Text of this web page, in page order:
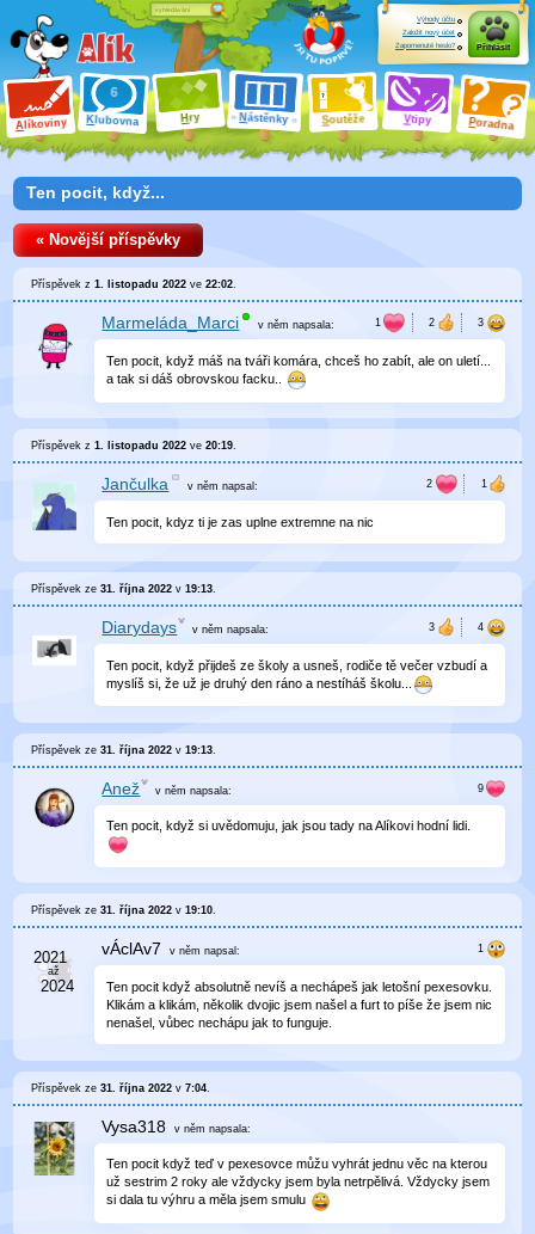
Alíkoviny Klubovna Hry Nástěnky Soutěže Vtipy Poradna
Výhody účtu
Založit nový účet
Zapomenuté heslo?
Přihlásit
Ten pocit, když...
« Novější příspěvky
Příspěvek z1. listopadu 2022 ve22:02.
Marmeláda_Marci v němnapsala:
Ten pocit, když máš na tváři komára, chceš ho zabít, ale on uletí...
a tak si dáš obrovskou facku..
Příspěvek z1. listopadu 2022 ve20:19.
Jančulka v němnapsal:
Ten pocit, kdyz ti je zas uplne extremne na nic
Příspěvek ze31. října 2022 v19:13.
Diarydays v něm napsala:
Ten pocit, když přijdeš ze školy a usneš, rodiče tě večer vzbudí a
myslíš si, že už je druhý den ráno a nestíháš školu...
Příspěvek ze31. října 2022 v19:13
Anež v něm napsala:
Ten pocit, když si uvědomuju, jak jsou tady na Alíkovi hodní lidi.
Příspěvek ze31. října 2022 v19:10.
vÁclAv7 v něm napsal:
Ten pocit když absolutně nevíš a nechápeš jak letošní pexesovku.
Klikám a klikám, několik dvojic jsem našel a furt to píše že jsem nic
nenašel, vůbec nechápu jak to funguje.
Příspěvek ze31. října 2022 v7:04
Vysa318 v něm napsala:
Ten pocit když teď v pexesovce můžu vyhrát jednu věc na kterou
už sestrim 2 roky ale vždycky jsem byla netrpělivá. Vždycky jsem
si dala tu výhru a měla jsem smulu